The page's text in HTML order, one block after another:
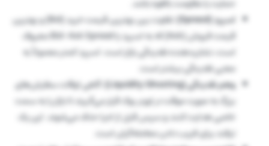
حمایت یا مقاومت بالقوه باشد.
اسپرد (Spread):
تفاوت بین بهترین قیمت خرید (Bid) و بهترین
قیمت فروش (Ask) که به اسپرد یا Bid-Ask Spread معروف
است، نشان‌دهنده نقدینگی بازار است. اسپرد کمتر معمولاً به
معنی نقدینگی بیشتر است.
وهم نقدینگی (Liquidity Ghosting):
گاهی اوقات سفارش‌های
بزرگ به صورت موقت در اوردر بوک قرار می‌گیرند تا بازار را به سمت
خاصی هدایت کنند و سپس قبل از اجرا حذف می‌شوند. این یک
ترفند برای فریب دادن معامله‌گران است.